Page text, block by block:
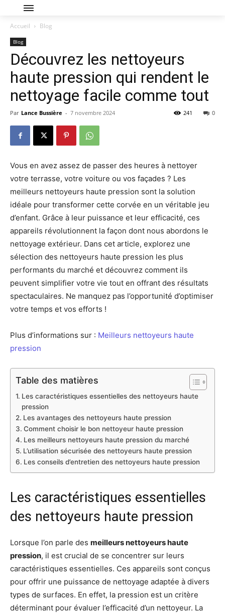
Accueil Blog
Blog
Découvrez les nettoyeurs
haute pression qui rendent le
nettoyage facile comme tout
Par Lance Bussière - 7 novembre 2024 0
241
Vous en avez assez de passer des heures à nettoyer
votre terrasse, votre voiture ou vos façades ? Les
meilleurs nettoyeurs haute pression sont la solution
idéale pour transformer cette corvée en un véritable jeu
d’enfant. Grâce à leur puissance et leur efficacité, ces
appareils révolutionnent la façon dont nous abordons le
nettoyage extérieur. Dans cet article, explorez une
sélection des nettoyeurs haute pression les plus
performants du marché et découvrez comment ils
peuvent simplifier votre vie tout en offrant des résultats
spectaculaires. Ne manquez pas l’opportunité d’optimiser
votre temps et vos efforts !
Plus d’informations sur : Meilleurs nettoyeurs haute
pression
Table des matières
Les caractéristiques essentielles des nettoyeurs haute
pression
Les avantages des nettoyeurs haute pression
Comment choisir le bon nettoyeur haute pression
Les meilleurs nettoyeurs haute pression du marché
L’utilisation sécurisée des nettoyeurs haute pression
Les conseils d’entretien des nettoyeurs haute pression
Les caractéristiques essentielles
des nettoyeurs haute pression
Lorsque l’on parle des meilleurs nettoyeurs haute
pression, il est crucial de se concentrer sur leurs
caractéristiques essentielles. Ces appareils sont conçus
pour offrir une puissance de nettoyage adaptée à divers
types de surfaces. En effet, la pression est un critère
déterminant pour évaluer l’efficacité d’un nettoyeur. La